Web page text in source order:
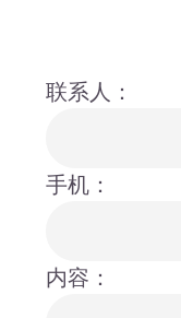
联系人：
手机：
内容：